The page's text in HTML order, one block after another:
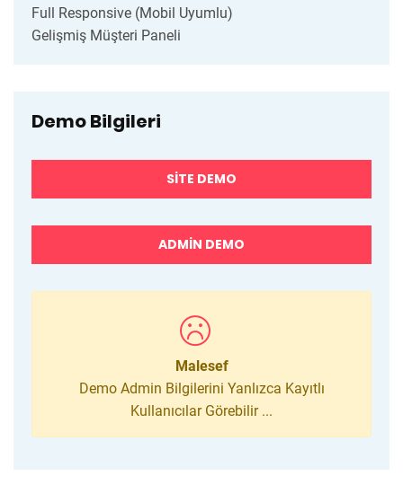
Full Responsive (Mobil Uyumlu)
Gelişmiş Müşteri Paneli
Demo Bilgileri
SITE DEMO
ADMIN DEMO
Malesef
Demo Admin Bilgilerini Yanlızca Kayıtlı
Kullanıcılar Görebilir ...